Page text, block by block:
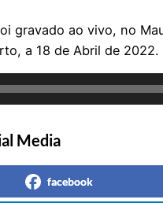
gravado ao vivo, no
a 18 de Abril de 2022.
Media
facebook